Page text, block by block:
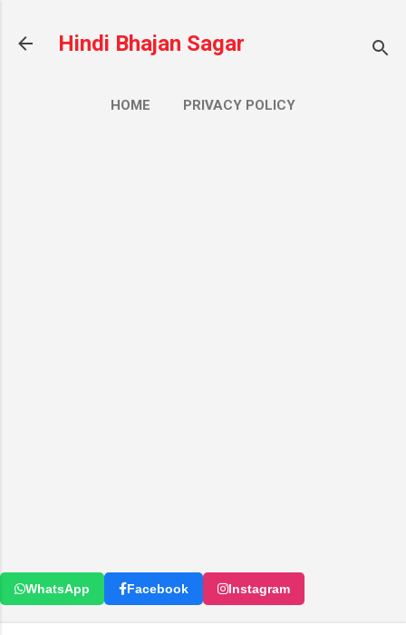
Hindi Bhajan Sagar
HOME PRIVACY POLICY
WhatsApp Facebook Instagram